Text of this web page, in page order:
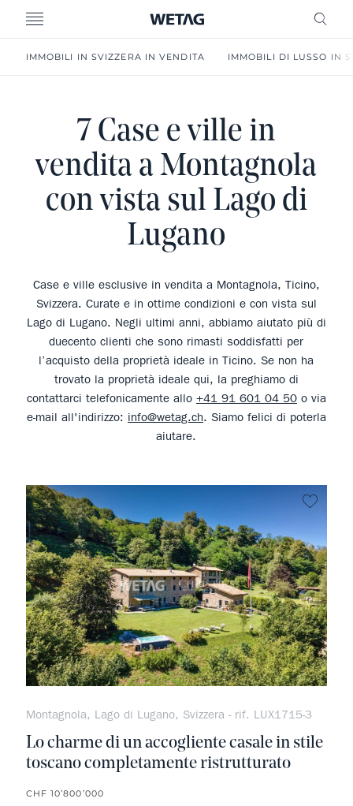
MENU
IMMOBILI IN SVIZZERA IN VENDITA IMMOBILI DI LUSSO IN
7 Case e ville in
vendita a Montagnola
con vista sul Lago di
Lugano
Case e ville esclusive in vendita a Montagnola, Ticino,
Svizzera. Curate e in ottime condizioni e con vista sul
Lago di Lugano. Negli ultimi anni, abbiamo aiutato più di
duecento clienti che sono rimasti soddisfatti per
l’acquisto della proprietà ideale in Ticino. Se non ha
trovato la proprietà ideale qui, la preghiamo di
contattarci telefonicamente allo +41 91 601 04 50o via
e-mail all'indirizzo: info@wetag.ch. Siamo felici di poterla
aiutare.
Montagnola, Lago di Lugano, Svizzera - rif. LUX1715-3
Lo charme di un accogliente casale in stile
toscano completamente ristrutturato
CHF 10’800’000